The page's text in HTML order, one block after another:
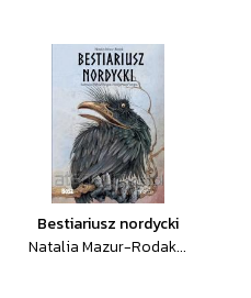
Bestiariusz nordycki
Natalia Mazur-Rodak...